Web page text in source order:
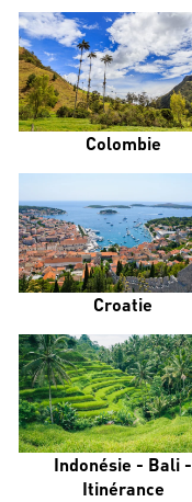
Colombie
Croatie
Indonésie - Bali -
Itinérance